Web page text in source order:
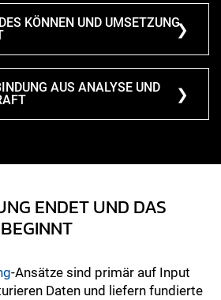
KÖNNEN UND UMSETZUNG
AUS ANALYSE UND
ENDET UND DAS
-Ansätze sind primär auf Input
Daten und liefern fundierte